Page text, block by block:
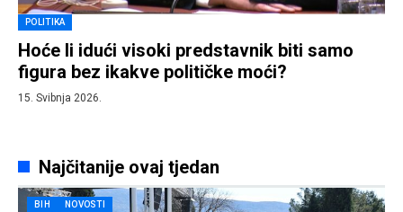
POLITIKA
Hoće li idući visoki predstavnik biti samo
figura bez ikakve političke moći?
15. Svibnja 2026.
Najčitanije ovaj tjedan
BIH NOVOSTI